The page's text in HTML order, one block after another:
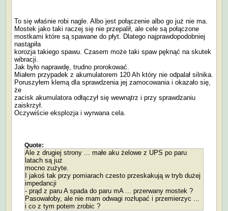
To się właśnie robi nagle. Albo jest połączenie albo go już nie ma.
Mostek jako taki raczej się nie przepalił, ale cele są połączone
mostkami które są spawane do płyt. Dlatego najprawdopodobniej
nastąpiła
korozja takiego spawu. Czasem może taki spaw pęknąć na skutek
wibracji.
Jak było naprawdę, trudno prorokować.
Miałem przypadek z akumulatorem 120 Ah który nie odpalał silnika.
Poruszyłem klemą dla sprawdzenia jej zamocowania i okazało się,
że
zacisk akumulatora odłączył się wewnątrz i przy sprawdzaniu
zaiskrzył.
Oczywiście eksplozja i wyrwana cela.
Quote:
Ale z drugiej strony ... małe aku żelowe z UPS po paru
latach są już
mocno zużyte.
I jakoś tak przy pomiarach czesto przeskakują w tryb dużej
impedancji
- prąd z paru A spada do paru mA ... przerwany mostek ?
Pasowałoby, ale nie mam odwagi rozłupać i przemierzyc ...
i co z tym potem zrobic ?